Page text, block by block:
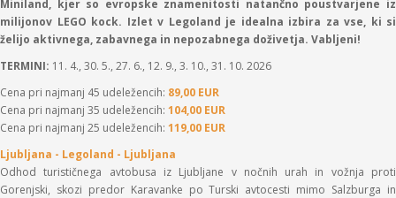
Miniland, kjer so evropske znamenitosti natančno poustvarjene iz
milijonov LEGO kock. Izlet v Legoland je idealna izbira za vse, ki si
želijo aktivnega, zabavnega in nepozabnega doživetja. Vabljeni!
TERMINI: 11. 4., 30. 5., 27. 6., 12. 9., 3. 10., 31. 10. 2026
Cena pri najmanj 45 udeležencih: 89,00 EUR
Cena pri najmanj 35 udeležencih: 104,00 EUR
Cena pri najmanj 25 udeležencih: 119,00 EUR
Ljubljana - Legoland - Ljubljana
Odhod turističnega avtobusa iz Ljubljane v nočnih urah in vožnja proti
Gorenjski, skozi predor Karavanke po Turski avtocesti mimo Salzburga in